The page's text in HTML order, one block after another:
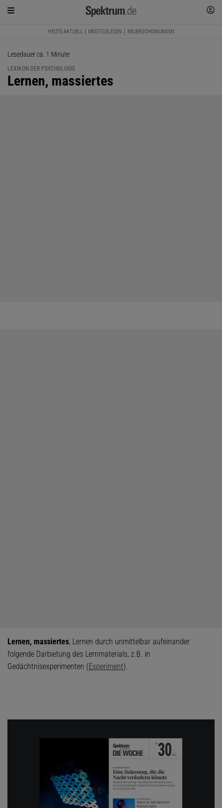
HEUTE AKTUELL MEISTGELESEN NEUERSCHEINUNGEN
Lesedauer ca. 1 Minute
LEXIKON DER PSYCHOLOGIE
:
Lernen, massiertes
Lernen, massiertes, Lernen durch unmittelbar aufeinander
folgende Darbietung des Lernmaterials, z.B. in
Gedächtnisexperimenten (Experiment).